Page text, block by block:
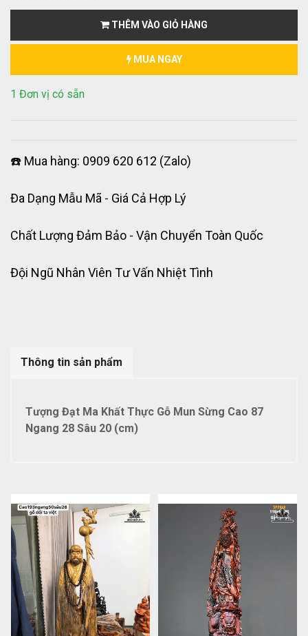
THÊM VÀO GIỎ HÀNG
MUA NGAY
1 Đơn vị có sẵn
☎️ Mua hàng: 0909 620 612 (Zalo)
Đa Dạng Mẫu Mã - Giá Cả Hợp Lý
Chất Lượng Đảm Bảo - Vận Chuyển Toàn Quốc
Đội Ngũ Nhân Viên Tư Vấn Nhiệt Tình
Thông tin sản phẩm
Tượng Đạt Ma Khất Thực Gỗ Mun Sừng Cao 87
Ngang 28 Sâu 20 (cm)